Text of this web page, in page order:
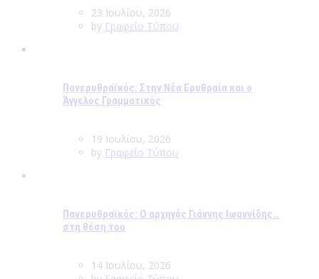
23 Ιουλίου, 2026
by Γραφείο Τύπου
Πανερυθραϊκός: Στην Νέα Ερυθραία και ο
Άγγελος Γραμματικός
19 Ιουλίου, 2026
by Γραφείο Τύπου
Πανερυθραϊκός: Ο αρχηγός Γιάννης Ιωαννίδης…
στη θέση του
14 Ιουλίου, 2026